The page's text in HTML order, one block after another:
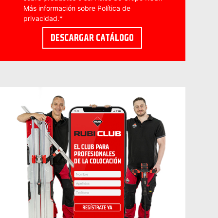
Más información sobre Política de
privacidad.*